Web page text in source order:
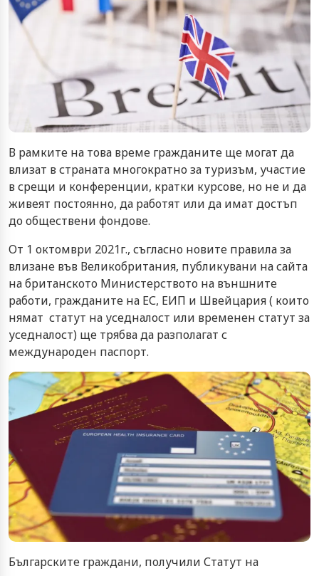
В рамките на това време гражданите ще могат да
влизат в страната многократно за туризъм, участие
в срещи и конференции, кратки курсове, но не и да
живеят постоянно, да работят или да имат достъп
до обществени фондове.
От 1 октомври 2021г., съгласно новите правила за
влизане във Великобритания, публикувани на сайта
на британското Министерството на външните
работи, гражданите на ЕС, ЕИП и Швейцария ( които
нямат статут на уседналост или временен статут за
уседналост) ще трябва да разполагат с
международен паспорт.
Българските граждани, получили Статут на